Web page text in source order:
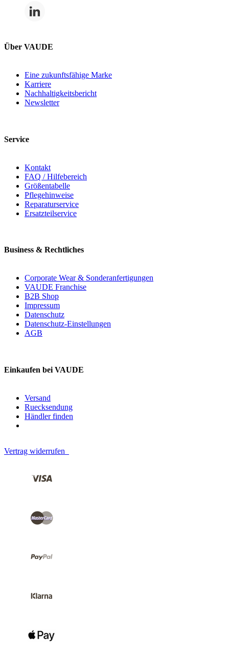
Über VAUDE
Eine zukunftsfähige Marke
Karriere
Nachhaltigkeitsbericht
Newsletter
Service
Kontakt
FAQ / Hilfebereich
Größentabelle
Pflegehinweise
Reparaturservice
Ersatzteilservice
Business & Rechtliches
Corporate Wear & Sonderanfertigungen
VAUDE Franchise
B2B Shop
Impressum
Datenschutz
Datenschutz-Einstellungen
AGB
Einkaufen bei VAUDE
Versand
Ruecksendung
Händler finden
Vertrag widerrufen